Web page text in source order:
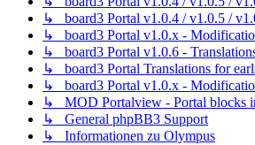
↳ board3 Portal v1.0.4 / v1.0.5 /
↳ board3 Portal v1.0.x -
↳ board3 Portal v1.0.6 -
↳ board3 Portal Translations for
↳ board3 Portal v1.0.x -
↳ MOD Portalview - Portal blocks
↳ General phpBB3 Support
↳ Informationen zu Olympus